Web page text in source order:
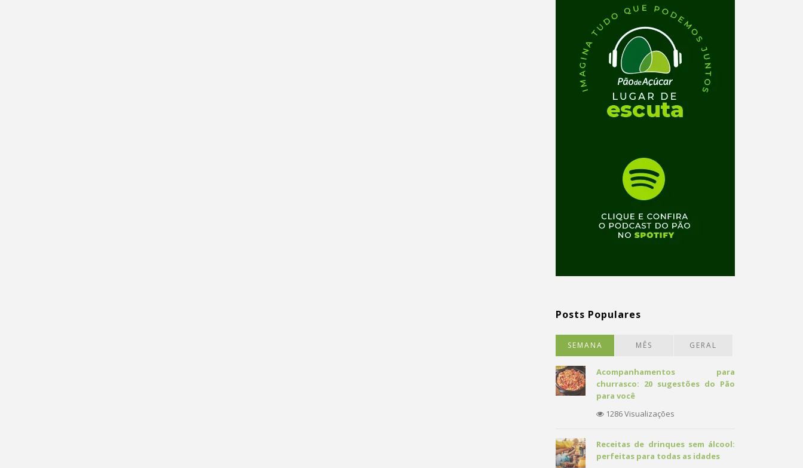
Posts Populares
SEMANA MÊS GERAL
Acompanhamentos para
churrasco: 20 sugestões do Pão
para você
1286 Visualizações
Receitas de drinques sem álcool:
perfeitas para todas as idades